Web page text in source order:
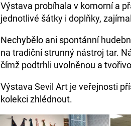
Výstava probíhala v komorní a
jednotlivé šátky i doplňky,
Nechybělo ani spontánní
na tradiční strunný nástroj tar.
čímž podtrhli uvolněnou a
Výstava Sevil Art je veřejnosti
kolekci zhlédnout.